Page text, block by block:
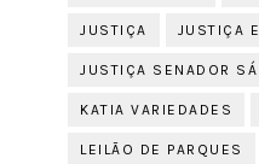
JUSTIÇA JUSTIÇA
JUSTIÇA SENADOR SÁ
KATIA VARIEDADES
LEILÃO DE PARQUES